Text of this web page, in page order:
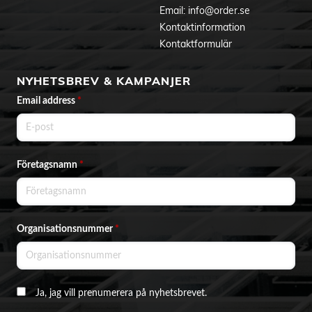
Email: info@order.se
Kontaktinformation
Kontaktformulär
NYHETSBREV & KAMPANJER
Email address *
Företagsnamn*
Organisationsnummer *
Ja, jag vill prenumerera på nyhetsbrevet.